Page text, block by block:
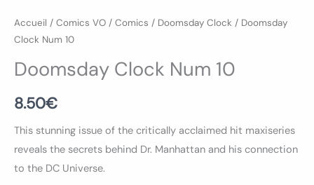
Accueil / Comics VO / Comics / Doomsday Clock / Doomsday
Clock Num 10
Doomsday Clock Num 10
8.50€
This stunning issue of the critically acclaimed hit maxiseries
reveals the secrets behind Dr. Manhattan and his connection
to the DC Universe.